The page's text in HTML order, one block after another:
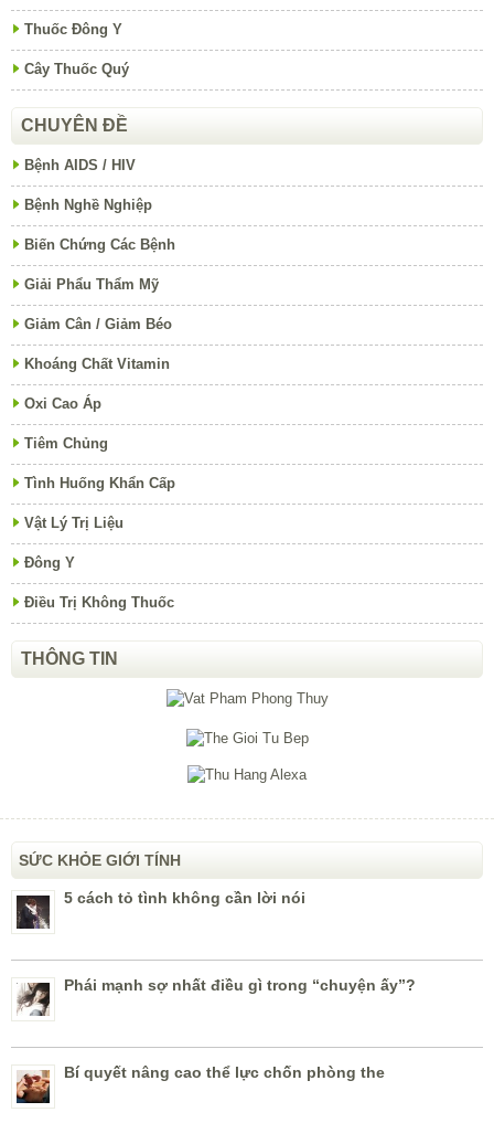
Thuốc Đông Y
Cây Thuốc Quý
CHUYÊN ĐỀ
Bệnh AIDS / HIV
Bệnh Nghề Nghiệp
Biến Chứng Các Bệnh
Giải Phẩu Thẩm Mỹ
Giảm Cân / Giảm Béo
Khoáng Chất Vitamin
Oxi Cao Áp
Tiêm Chủng
Tình Huống Khẩn Cấp
Vật Lý Trị Liệu
Đông Y
Điều Trị Không Thuốc
THÔNG TIN
SỨC KHỎE GIỚI TÍNH
5 cách tỏ tình không cần lời nói
Phái mạnh sợ nhất điều gì trong “chuyện ấy”?
Bí quyết nâng cao thể lực chốn phòng the